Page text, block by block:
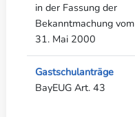
in der Fassung der
Bekanntmachung vom
31. Mai 2000
Gastschulanträge
BayEUG Art. 43